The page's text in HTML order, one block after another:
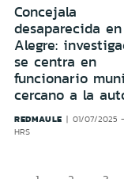
Concejala
desaparecida
Alegre:
se centra en
funcionario
cercano a la
REDMAULE
01/07/2025
HRS